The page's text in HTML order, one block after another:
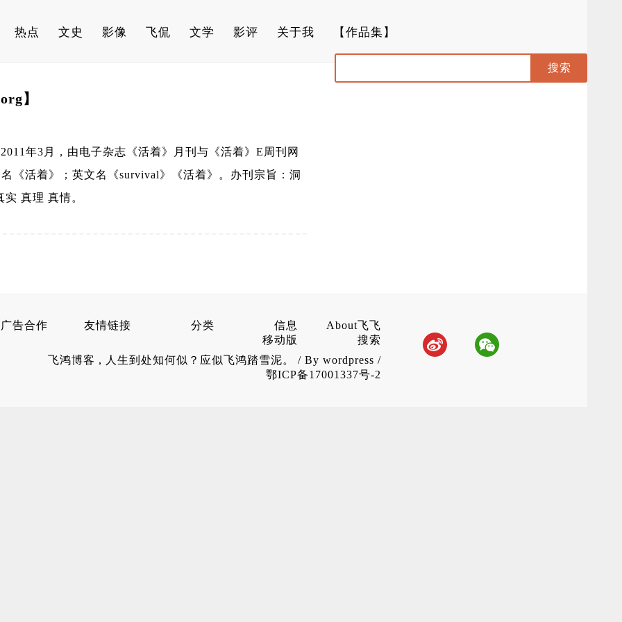
热点 文史 影像 飞侃 文学 影评 关于我 【作品集】
】
年3月，由电子杂志《活着》月刊与《活着》E周刊网
《活着》；英文名《survival》《活着》。办刊宗旨：洞
真理 真情。
About飞飞
信息
分类
友情链接
广告合作
搜索
移动版
飞鸿博客 , 人生到处知何似？应似飞鸿踏雪泥。 / By wordpress /
鄂ICP备17001337号-2